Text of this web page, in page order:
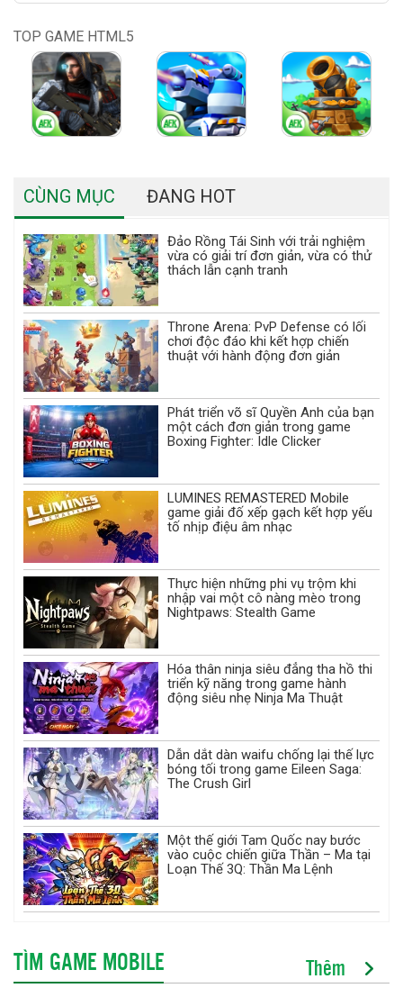
TOP GAME HTML5
CÙNG MỤC ĐANG HOT
Đảo Rồng Tái Sinh với trải nghiệm
vừa có giải trí đơn giản, vừa có thử
thách lẫn cạnh tranh
Throne Arena: PvP Defense có lối
chơi độc đáo khi kết hợp chiến
thuật với hành động đơn giản
Phát triển võ sĩ Quyền Anh của bạn
một cách đơn giản trong game
Boxing Fighter: Idle Clicker
LUMINES REMASTERED Mobile
game giải đố xếp gạch kết hợp yếu
tố nhịp điệu âm nhạc
Thực hiện những phi vụ trộm khi
nhập vai một cô nàng mèo trong
Nightpaws: Stealth Game
Hóa thân ninja siêu đẳng tha hồ thi
triển kỹ năng trong game hành
động siêu nhẹ Ninja Ma Thuật
Dẫn dắt dàn waifu chống lại thế lực
bóng tối trong game Eileen Saga:
The Crush Girl
Một thế giới Tam Quốc nay bước
vào cuộc chiến giữa Thần – Ma tại
Loạn Thế 3Q: Thần Ma Lệnh
TÌM GAME MOBILE Thêm